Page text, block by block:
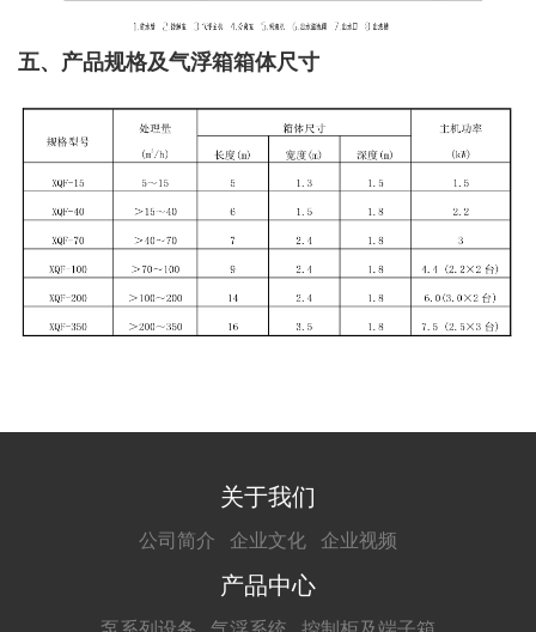
五、产品规格及气浮箱箱体尺寸
关于我们
公司简介 企业文化 企业视频
产品中心